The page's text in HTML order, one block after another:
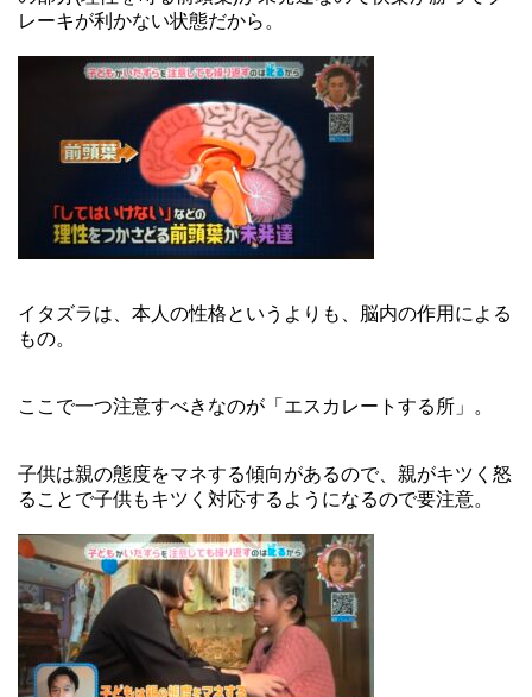
レーキが利かない状態だから。
イタズラは、本人の性格というよりも、脳内の作用による
もの。
ここで一つ注意すべきなのが「エスカレートする所」。
子供は親の態度をマネする傾向があるので、親がキツく怒
ることで子供もキツく対応するようになるので要注意。